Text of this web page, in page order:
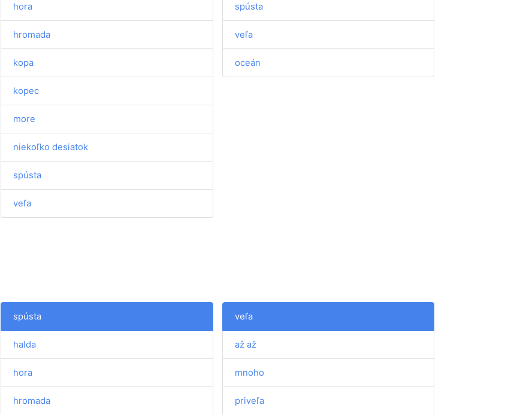
hora
hromada
kopa
kopec
more
niekoľko desiatok
spústa
veľa
spústa
veľa
oceán
spústa
halda
hora
hromada
veľa
až až
mnoho
priveľa